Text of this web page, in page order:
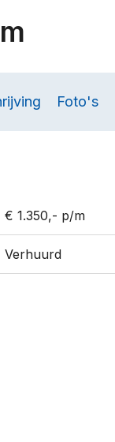
Foto's
€ 1.350,- p/m
Verhuurd